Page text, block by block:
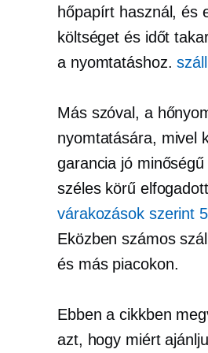
hőpapírt használ, és
költséget és időt
a nyomtatáshoz.
Más szóval, a
nyomtatására, mivel
garancia jó minőségű
széles körű
várakozások szerint
Eközben számos
és más piacokon.
Ebben a cikkben
azt, hogy miért